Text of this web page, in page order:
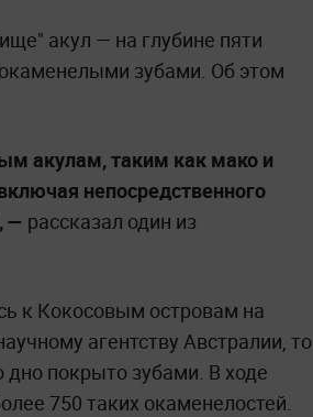
акул — на глубине пяти
зубами. Об этом
акулам, таким как мако и
непосредственного
— рассказал один из
к Кокосовым островам на
агентству Австралии, то
покрыто зубами. В ходе
750 таких окаменелостей.